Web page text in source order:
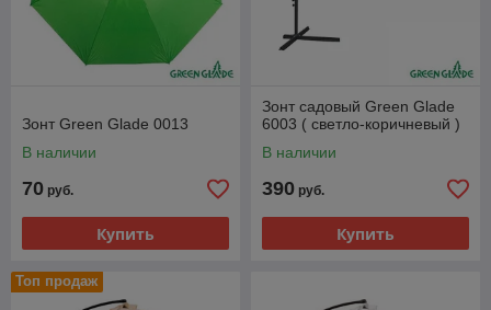
Зонт Green Glade 0013
В наличии
70 руб.
Купить
Зонт садовый Green Glade
6003 ( светло-коричневый )
В наличии
390 руб.
Купить
Топ продаж